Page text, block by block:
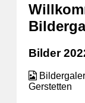
Bilder
Gerstetten